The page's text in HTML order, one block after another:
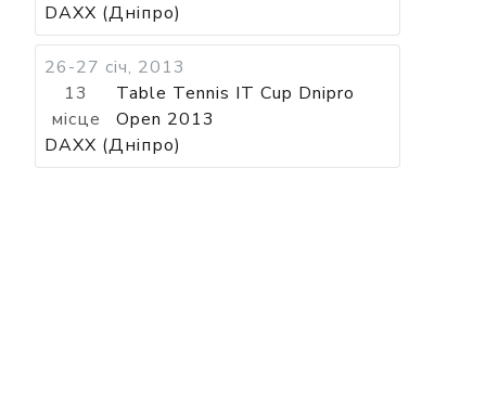
DAXX (Дніпро)
26-27 січ, 2013
13
місце
Table Tennis IT Cup Dnipro
Open 2013
DAXX (Дніпро)